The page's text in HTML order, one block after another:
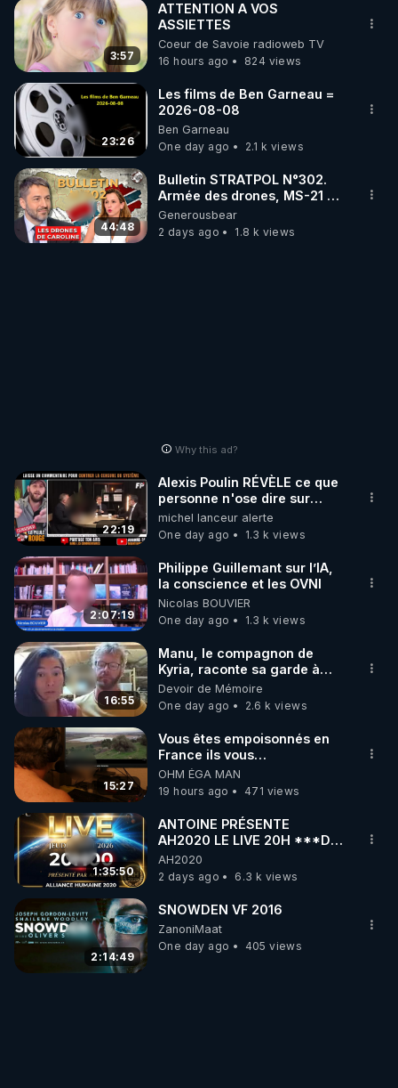
3:57
ATTENTION A VOS
ASSIETTES
Coeur de Savoie radioweb TV
16 hours ago
824 views
23:26
Les films de Ben Garneau =
2026-08-08
Ben Garneau
One day ago
2.1 k views
44:48
Bulletin STRATPOL N°302.
Armée des drones, MS-21 en
série, missiles coréens.
07.08.2026.
Generousbear
2 days ago
1.8 k views
Why this ad?
22:19
Alexis Poulin RÉVÈLE ce que
personne n'ose dire sur
l'Union européenne (C'est
explosif)
michel lanceur alerte
One day ago
1.3 k views
2:07:19
Philippe Guillemant sur l’IA,
la conscience et les OVNI
Nicolas BOUVIER
One day ago
1.3 k views
16:55
Manu, le compagnon de
Kyria, raconte sa garde à
vue musclée. PARTAGEZ!
Devoir de Mémoire
One day ago
2.6 k views
15:27
Vous êtes empoisonnés en
France ils vous
empoisonnent tranquille
OHM ÉGA MAN
19 hours ago
471 views
1:35:50
ANTOINE PRÉSENTE
AH2020 LE LIVE 20H ***DU
06/08/2026***
AH2020
2 days ago
6.3 k views
2:14:49
SNOWDEN VF 2016
ZanoniMaat
One day ago
405 views